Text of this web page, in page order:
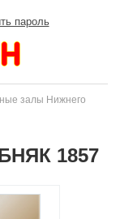
пароль
залы Нижнего
1857